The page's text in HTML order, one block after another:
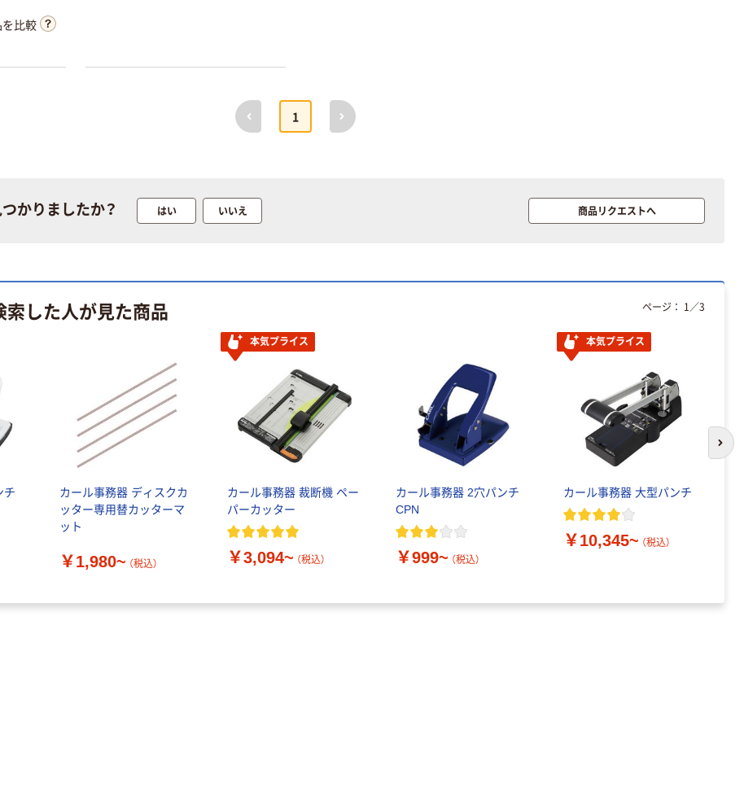
を比較
前へ
1
次へ
かりましたか？ はい いいえ 商品リクエストへ
した人が見た商品
チ
カール事務器 ディスクカ
ッター専用替カッターマ
ット
￥1,980~ （税込）
本気プライス
カール事務器 裁断機 ペー
パーカッター
￥3,094~ （税込）
カール事務器 2穴パンチ
CPN
￥999~ （税込）
本気プライス
カール事務器 大型パンチ
￥10,345~ （税込）
ページ： 1 ／3
次